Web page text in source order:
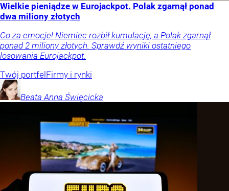
Wielkie pieniądze w Eurojackpot. Polak zgarnął ponad
dwa miliony złotych
Co za emocje! Niemiec rozbił kumulację, a Polak zgarnął
ponad 2 miliony złotych. Sprawdź wyniki ostatniego
losowania Eurojackpot.
Twój portfelFirmy i rynki
Beata Anna Święcicka